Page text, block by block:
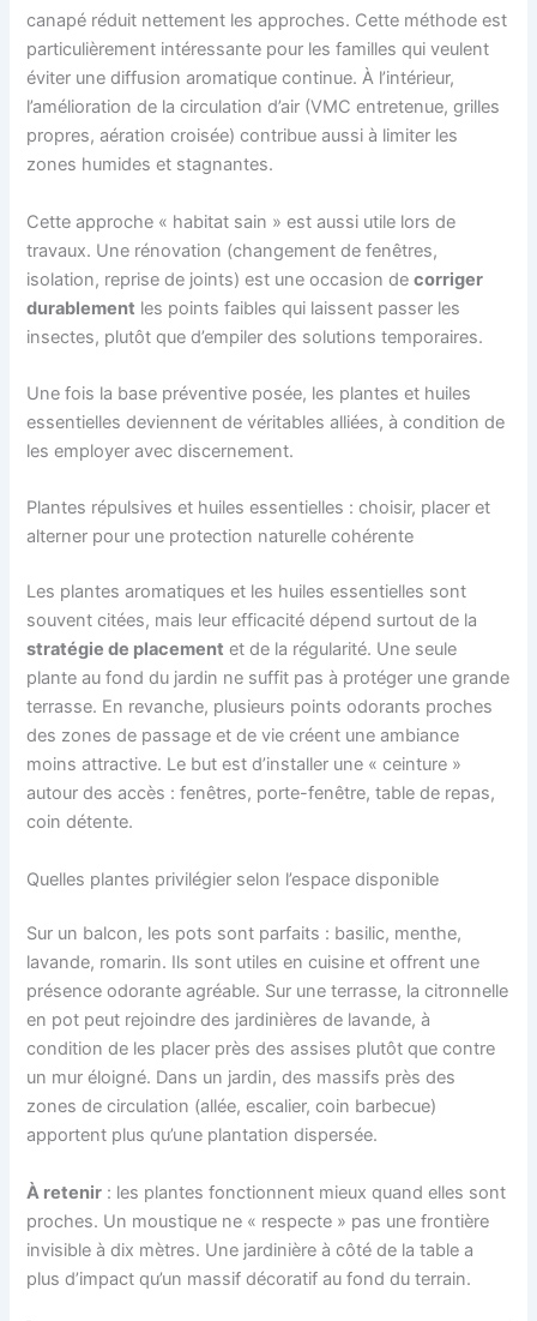
canapé réduit nettement les approches. Cette méthode est
particulièrement intéressante pour les familles qui veulent
éviter une diffusion aromatique continue. À l’intérieur,
l’amélioration de la circulation d’air (VMC entretenue, grilles
propres, aération croisée) contribue aussi à limiter les
zones humides et stagnantes.
Cette approche « habitat sain » est aussi utile lors de
travaux. Une rénovation (changement de fenêtres,
isolation, reprise de joints) est une occasion decorriger
durablement les points faibles qui laissent passer les
insectes, plutôt que d’empiler des solutions temporaires.
Une fois la base préventive posée, les plantes et huiles
essentielles deviennent de véritables alliées, à condition de
les employer avec discernement.
Plantes répulsives et huiles essentielles : choisir, placer et
alterner pour une protection naturelle cohérente
Les plantes aromatiques et les huiles essentielles sont
souvent citées, mais leur efficacité dépend surtout de la
stratégie de placement et de la régularité. Une seule
plante au fond du jardin ne suffit pas à protéger une grande
terrasse. En revanche, plusieurs points odorants proches
des zones de passage et de vie créent une ambiance
moins attractive. Le but est d’installer une « ceinture »
autour des accès : fenêtres, porte-fenêtre, table de repas,
coin détente.
Quelles plantes privilégier selon l’espace disponible
Sur un balcon, les pots sont parfaits : basilic, menthe,
lavande, romarin. Ils sont utiles en cuisine et offrent une
présence odorante agréable. Sur une terrasse, la citronnelle
en pot peut rejoindre des jardinières de lavande, à
condition de les placer près des assises plutôt que contre
un mur éloigné. Dans un jardin, des massifs près des
zones de circulation (allée, escalier, coin barbecue)
apportent plus qu’une plantation dispersée.
À retenir : les plantes fonctionnent mieux quand elles sont
proches. Un moustique ne « respecte » pas une frontière
invisible à dix mètres. Une jardinière à côté de la table a
plus d’impact qu’un massif décoratif au fond du terrain.